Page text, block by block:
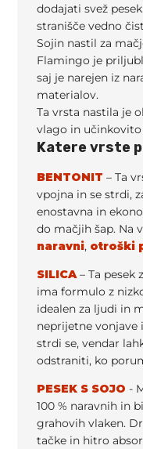
dodajati svež
stranišče vedno
Sojin nastil za
Flamingo je
saj je narejen iz
materialov.
Ta vrsta nastila je
vlago in
Katere vrste
BENTONIT – Ta
vpojna in se strdi,
enostavna in
do mačjih šap. Na
naravni, otroški
SILICA– Ta pesek
ima formulo z
idealen za ljudi in
neprijetne vonjave
strdi se, vendar
odstraniti, ko
PESEK S SOJO -
100 % naravnih in
grahovih vlaken.
tačke in hitro